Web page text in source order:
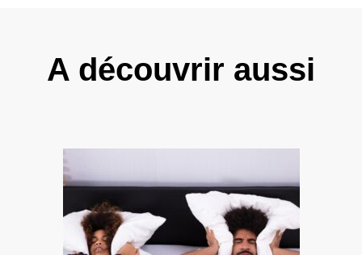
A découvrir aussi